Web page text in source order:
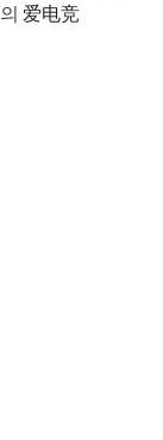
의 爱电竞